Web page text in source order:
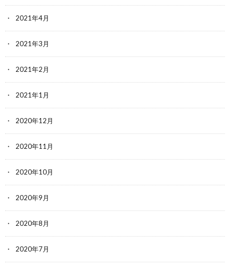
2021年4月
2021年3月
2021年2月
2021年1月
2020年12月
2020年11月
2020年10月
2020年9月
2020年8月
2020年7月